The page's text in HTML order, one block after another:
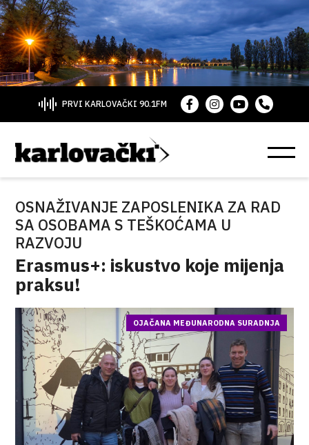
PRVI KARLOVAČKI 90.1FM
OSNAŽIVANJE ZAPOSLENIKA ZA RAD
SA OSOBAMA S TEŠKOĆAMA U
RAZVOJU
Erasmus+: iskustvo koje mijenja
praksu!
OJAČANA MEĐUNARODNA SURADNJA